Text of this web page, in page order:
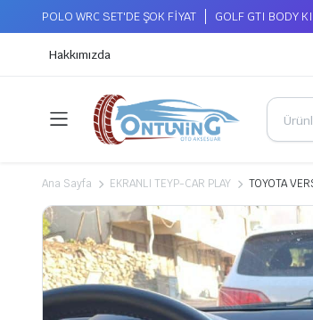
POLO WRC SET'DE ŞOK FİYAT GOLF GTI BODY
Hakkımızda
Ana Sayfa EKRANLI TEYP-CAR PLAY TOYOTA